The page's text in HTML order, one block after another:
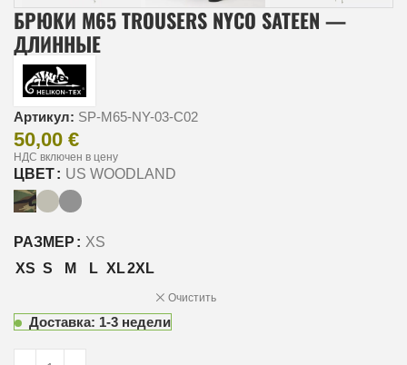
БРЮКИ M65 TROUSERS NYCO SATEEN —
ДЛИННЫЕ
Артикул: SP-M65-NY-03-C02
50,00 €
НДС включен в цену
ЦВЕТ US WOODLAND
РАЗМЕР
XS
XS S M L XL2XL
Очистить
Доставка: 1-3 недели